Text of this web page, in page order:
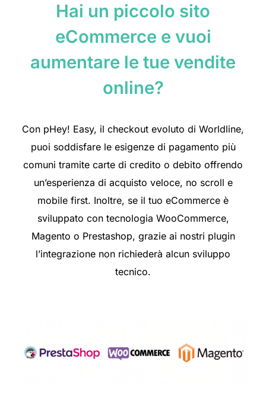
Hai un piccolo sito
eCommerce e vuoi
aumentare le tue vendite
online?
Con pHey! Easy, il checkout evoluto di Worldline,
puoi soddisfare le esigenze di pagamento più
comuni tramite carte di credito o debito offrendo
un’esperienza di acquisto veloce, no scroll e
mobile first. Inoltre, se il tuo eCommerce è
sviluppato con tecnologia WooCommerce,
Magento o Prestashop, grazie ai nostri plugin
l’integrazione non richiederà alcun sviluppo
tecnico.